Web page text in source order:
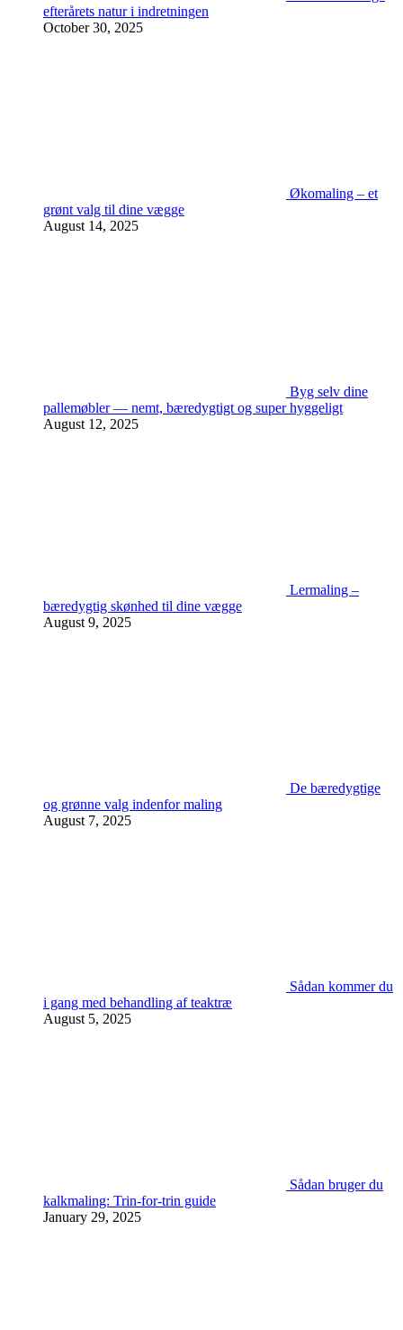
efterårets natur i indretningen
October 30, 2025
Økomaling – et
grønt valg til dine vægge
August 14, 2025
Byg selv dine
pallemøbler — nemt, bæredygtigt og super hyggeligt
August 12, 2025
Lermaling –
bæredygtig skønhed til dine vægge
August 9, 2025
De bæredygtige
og grønne valg indenfor maling
August 7, 2025
Sådan kommer du
i gang med behandling af teaktræ
August 5, 2025
Sådan bruger du
kalkmaling: Trin-for-trin guide
January 29, 2025